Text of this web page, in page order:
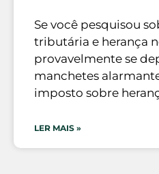
Se você pesquisou
tributária e herança
provavelmente se
manchetes
imposto sobre
LER MAIS »